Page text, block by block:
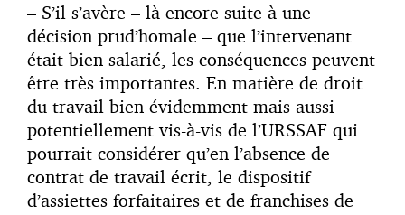
– S’il s’avère – là encore suite à une
décision prud’homale – que l’intervenant
était bien salarié, les conséquences peuvent
être très importantes. En matière de droit
du travail bien évidemment mais aussi
potentiellement vis-à-vis de l’URSSAF qui
pourrait considérer qu’en l’absence de
contrat de travail écrit, le dispositif
d’assiettes forfaitaires et de franchises de